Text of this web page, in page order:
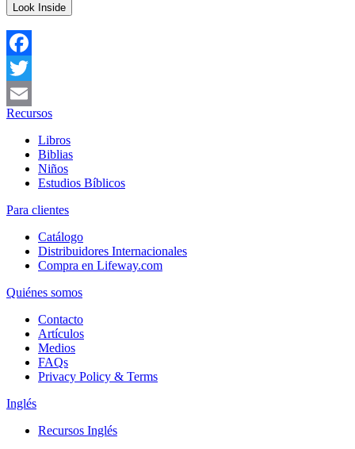
Look Inside
Facebook
Twitter
Email
Recursos
Libros
Biblias
Niños
Estudios Bíblicos
Para clientes
Catálogo
Distribuidores Internacionales
Compra en Lifeway.com
Quiénes somos
Contacto
Artículos
Medios
FAQs
Privacy Policy & Terms
Inglés
Recursos Inglés